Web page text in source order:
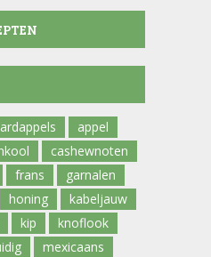
appel
cashewnoten
frans
garnalen
honing
kabeljauw
kip
knoflook
mexicaans